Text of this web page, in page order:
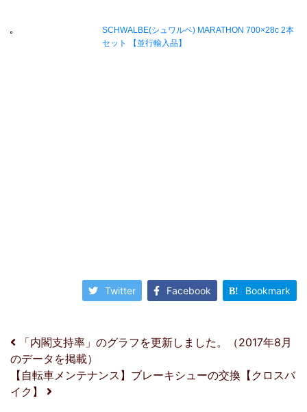
Twitter Facebook Bookmark
投稿ナビゲーション
「内閣支持率」のグラフを更新しました。（2017年8月
のデータを掲載）
【自転車メンテナンス】ブレーキシューの交換【クロスバ
イク】